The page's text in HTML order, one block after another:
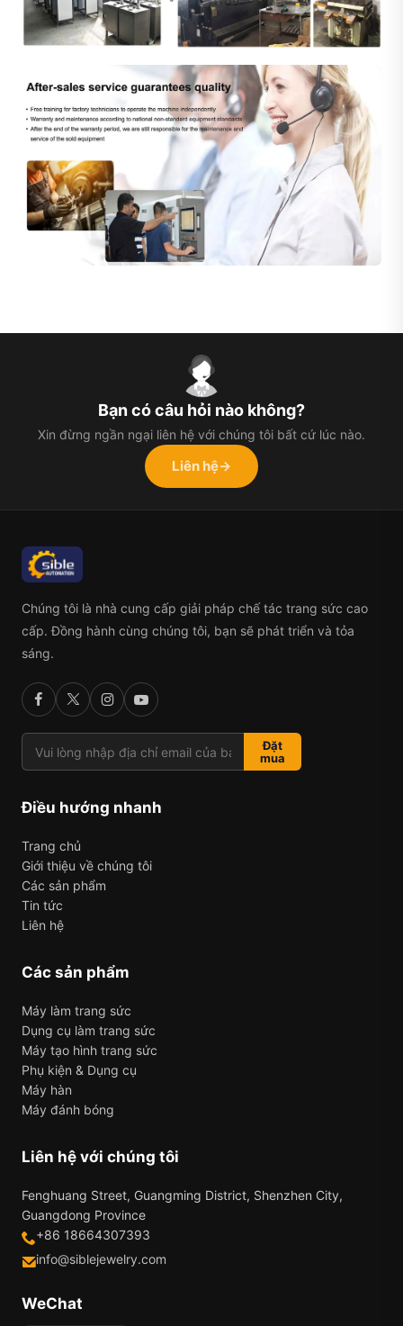
Bạn có câu hỏi nào không?
Xin đừng ngần ngại liên hệ với chúng tôi bất cứ lúc nào.
Liên hệ→
Chúng tôi là nhà cung cấp giải pháp chế tác trang sức cao
cấp. Đồng hành cùng chúng tôi, bạn sẽ phát triển và tỏa
sáng.
Đặt
mua
Điều hướng nhanh
Trang chủ
Giới thiệu về chúng tôi
Các sản phẩm
Tin tức
Liên hệ
Các sản phẩm
Máy làm trang sức
Dụng cụ làm trang sức
Máy tạo hình trang sức
Phụ kiện & Dụng cụ
Máy hàn
Máy đánh bóng
Liên hệ với chúng tôi
Fenghuang Street, Guangming District, Shenzhen City,
Guangdong Province
+86 18664307393
info@siblejewelry.com
WeChat